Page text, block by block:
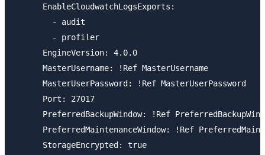
      EnableCloudwatchLogsExports:
        - audit
        - profiler
      EngineVersion: 4.0.0
      MasterUsername: !Ref MasterUsername
      MasterUserPassword: !Ref MasterUserPassword
      Port: 27017
PreferredBackupWindow: !Ref
PreferredMaintenanceWindow: !Ref
      StorageEncrypted: true